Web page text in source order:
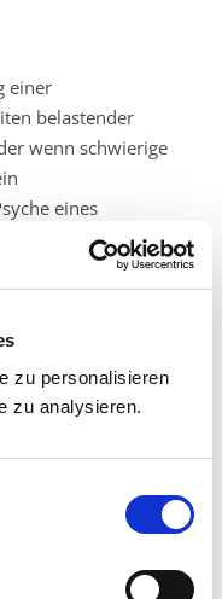
zu personalisieren
zu analysieren.
einer
belastender
wenn schwierige
eines
gemeinsam mit
im St. Marien-
in die